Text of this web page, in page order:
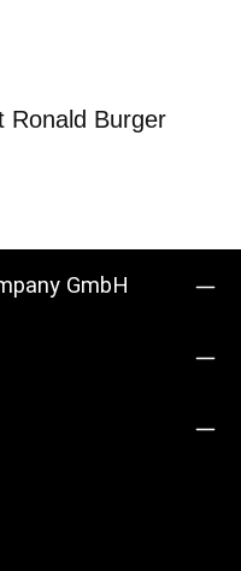
Ronald Burger
GmbH